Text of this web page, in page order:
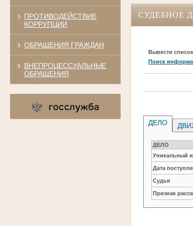
ПРОТИВОДЕЙСТВИЕ
КОРРУПЦИИ
ОБРАЩЕНИЯ ГРАЖДАН
ВНЕПРОЦЕССУАЛЬНЫЕ
ОБРАЩЕНИЯ
СУДЕБНОЕ
Вывести
Поиск
ДЕЛО
ДЕЛО
Уникальный
Дата
Судья
Признак